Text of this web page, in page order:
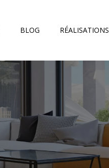
BLOG RÉALISATIONS